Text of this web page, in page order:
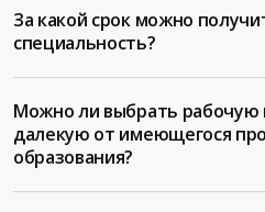
За какой срок можно
специальность?
Можно ли выбрать рабочую
далекую от имеющегося
образования?